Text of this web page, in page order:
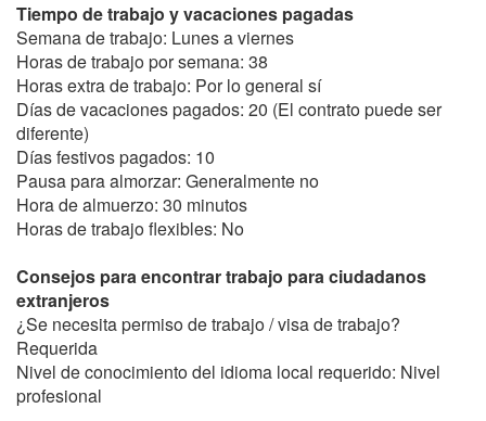
Tiempo de trabajo y vacaciones pagadas
Semana de trabajo: Lunes a viernes
Horas de trabajo por semana: 38
Horas extra de trabajo: Por lo general sí
Días de vacaciones pagados: 20 (El contrato puede ser
diferente)
Días festivos pagados: 10
Pausa para almorzar: Generalmente no
Hora de almuerzo: 30 minutos
Horas de trabajo flexibles: No
Consejos para encontrar trabajo para ciudadanos
extranjeros
¿Se necesita permiso de trabajo / visa de trabajo?
Requerida
Nivel de conocimiento del idioma local requerido: Nivel
profesional